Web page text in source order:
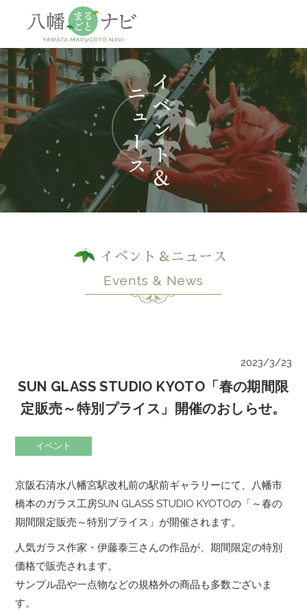
神社 観
イベント＆ニュース
Events & News
2023/3/23
SUN GLASS STUDIO KYOTO「春の期間限
定販売～特別プライス」開催のおしらせ。
イベント
京阪石清水八幡宮駅改札前の駅前ギャラリーにて、八幡市
橋本のガラス工房SUN GLASS STUDIO KYOTOの「～春の
期間限定販売～特別プライス」が開催されます。
人気ガラス作家・伊藤泰三さんの作品が、期間限定の特別
価格で販売されます。
サンプル品や一点物などの規格外の商品も多数ございま
す。